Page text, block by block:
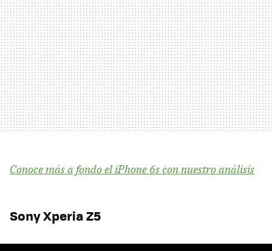
Conoce más a fondo el iPhone 6s con nuestro análisis
Sony Xperia Z5